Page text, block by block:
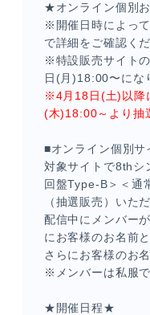
★オンライン個別
※開催日時によっ
で詳細をご確認くだ
※特設販売サイト
日(月)18:00〜にな
※4月18日(土)以降
(木)18:00～より抽
■オンライン個別サ
対象サイトで8thシ
回盤Type-B＞＜通
（抽選販売）いた
配信中にメンバー
にお客様のお名前
さらにお客様のお
※メンバーは私服で
★開催日程★